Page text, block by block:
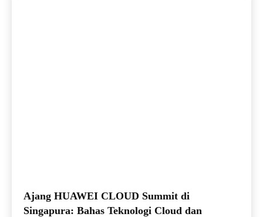
Ajang HUAWEI CLOUD Summit di
Singapura: Bahas Teknologi Cloud dan